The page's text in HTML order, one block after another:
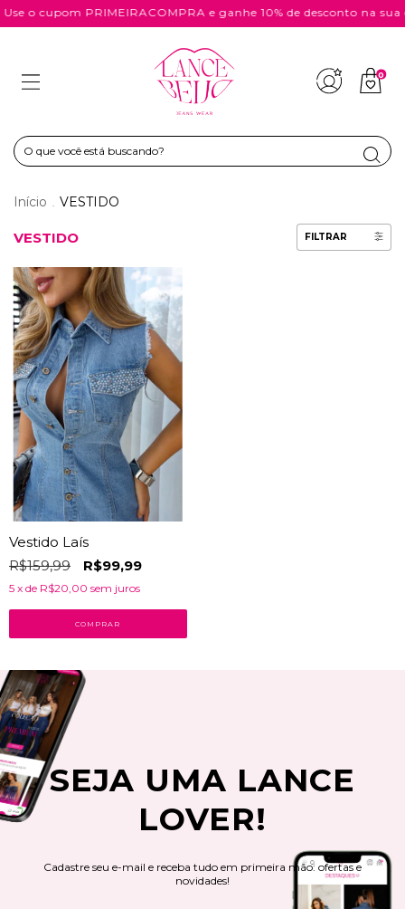
o cupom PRIMEIRACOMPRA e ganhe 10% de desconto na sua
0
Início . VESTIDO
VESTIDO FILTRAR
Vestido Laís
R$159,99
R$99,99
5 x de R$20,00 sem juros
COMPRAR
SEJA UMA LANCE
LOVER!
Cadastre seu e-mail e receba tudo em primeira mão: ofertas e
novidades!